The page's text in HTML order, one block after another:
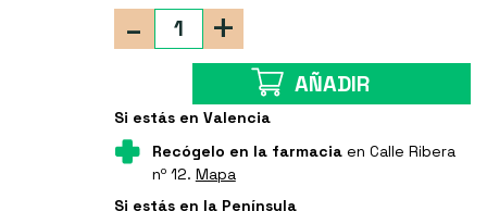
+
-
AÑADIR
Si estás en Valencia
Recógelo en la farmaciaen Calle Ribera
nº 12. Mapa
Si estás en la Península